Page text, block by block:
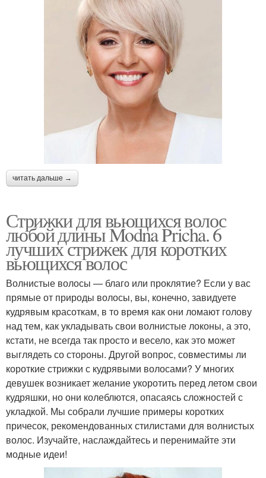
читать дальше →
Стрижки для вьющихся волос
любой длины Modna Pricha. 6
лучших стрижек для коротких
вьющихся волос
Волнистые волосы — благо или проклятие? Если у вас
прямые от природы волосы, вы, конечно, завидуете
кудрявым красоткам, в то время как они ломают голову
над тем, как укладывать свои волнистые локоны, а это,
кстати, не всегда так просто и весело, как это может
выглядеть со стороны. Другой вопрос, совместимы ли
короткие стрижки с кудрявыми волосами? У многих
девушек возникает желание укоротить перед летом свои
кудряшки, но они колеблются, опасаясь сложностей с
укладкой. Мы собрали лучшие примеры коротких
причесок, рекомендованных стилистами для волнистых
волос. Изучайте, наслаждайтесь и перенимайте эти
модные идеи!